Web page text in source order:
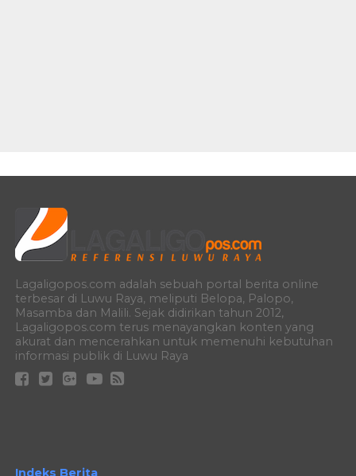
Lagaligopos.com adalah sebuah portal berita online
terbesar di Luwu Raya, meliputi Belopa, Palopo,
Masamba dan Malili. Sejak didirikan tahun 2012,
Lagaligopos.com terus menayangkan konten yang
akurat dan mencerahkan untuk memenuhi kebutuhan
informasi publik di Luwu Raya